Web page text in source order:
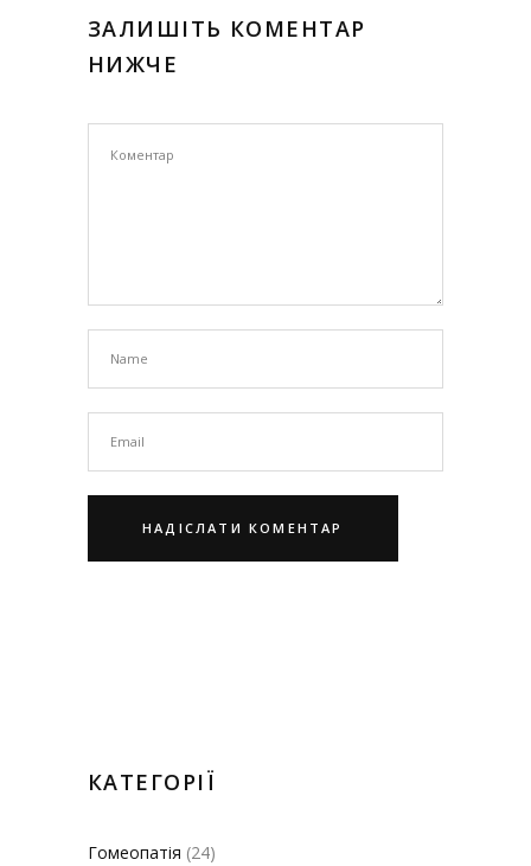
ЗАЛИШІТЬ КОМЕНТАР
НИЖЧЕ
КАТЕГОРІЇ
Гомеопатія (24)